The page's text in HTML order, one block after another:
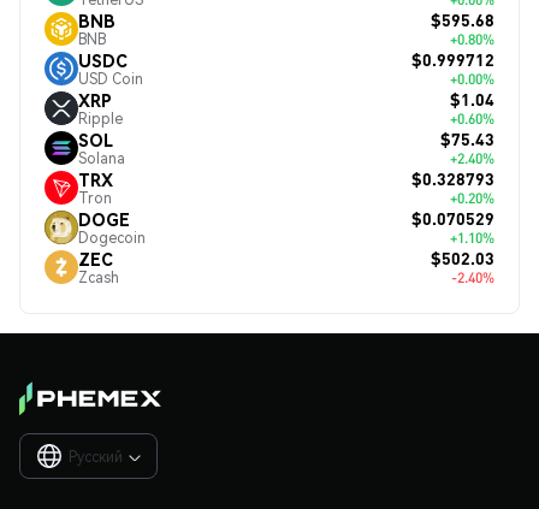
BNB
BNB
$595.68
+0.80%
USDC
USD Coin
$0.999712
+0.00%
XRP
Ripple
$1.04
+0.60%
SOL
Solana
$75.43
+2.40%
TRX
Tron
$0.328793
+0.20%
DOGE
Dogecoin
$0.070529
+1.10%
ZEC
Zcash
$502.03
-2.40%
Русский 